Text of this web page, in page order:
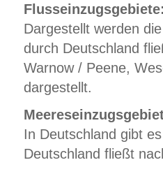
Dargestellt werden
durch Deutschland
Warnow / Peene,
dargestellt.
In Deutschland gibt
Deutschland fließt